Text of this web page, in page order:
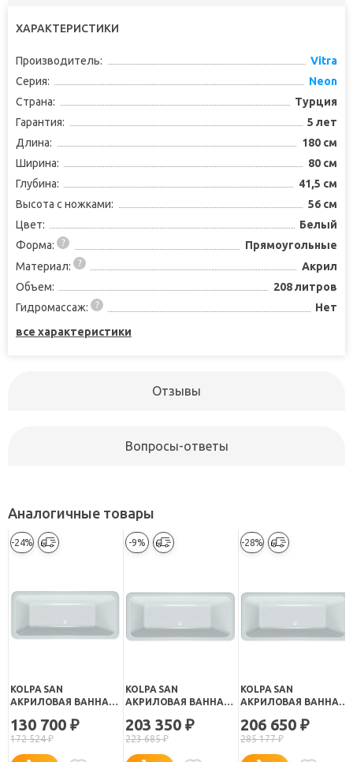
ХАРАКТЕРИСТИКИ
Производитель:
Vitra
Серия:
Neon
Страна:
Турция
Гарантия:
5 лет
Длина:
180 см
Ширина:
80 см
Глубина:
41,5 см
Высота с ножками:
56 см
Цвет:
Белый
Форма:
Прямоугольные
Материал:
Акрил
Объем:
208 литров
Гидромассаж:
Нет
все характеристики
Отзывы
Вопросы-ответы
Аналогичные товары
-24%
KOLPA SAN
АКРИЛОВАЯ ВАННА
130 700 ₽
172 524₽
-9%
KOLPA SAN
АКРИЛОВАЯ ВАННА
203 350 ₽
223 685₽
-28%
KOLPA SAN
АКРИЛОВАЯ ВАННА
206 650 ₽
285 177₽